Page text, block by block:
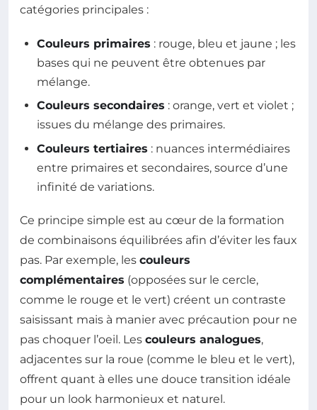
catégories principales :
Couleurs primaires : rouge, bleu et jaune ; les
bases qui ne peuvent être obtenues par
mélange.
Couleurs secondaires : orange, vert et violet ;
issues du mélange des primaires.
Couleurs tertiaires : nuances intermédiaires
entre primaires et secondaires, source d’une
infinité de variations.
Ce principe simple est au cœur de la formation
de combinaisons équilibrées afin d’éviter les faux
pas. Par exemple, les couleurs
complémentaires (opposées sur le cercle,
comme le rouge et le vert) créent un contraste
saisissant mais à manier avec précaution pour ne
pas choquer l’oeil. Les couleurs analogues,
adjacentes sur la roue (comme le bleu et le vert),
offrent quant à elles une douce transition idéale
pour un look harmonieux et naturel.